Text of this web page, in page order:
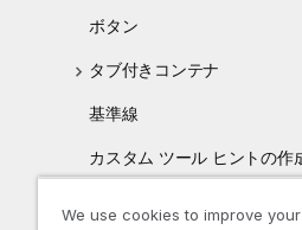
ボタン
タブ付きコンテナ
基準線
カスタム ツール ヒントの作
We use cookies to improve